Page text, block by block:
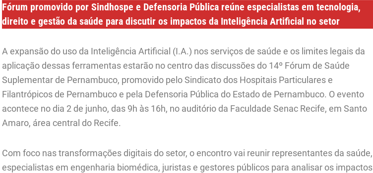
Fórum promovido por Sindhospe e Defensoria Pública reúne especialistas em tecnologia,
direito e gestão da saúde para discutir os impactos da Inteligência Artificial no setor
A expansão do uso da Inteligência Artificial (I.A.) nos serviços de saúde e os limites legais da
aplicação dessas ferramentas estarão no centro das discussões do 14º Fórum de Saúde
Suplementar de Pernambuco, promovido pelo Sindicato dos Hospitais Particulares e
Filantrópicos de Pernambuco e pela Defensoria Pública do Estado de Pernambuco. O evento
acontece no dia 2 de junho, das 9h às 16h, no auditório da Faculdade Senac Recife, em Santo
Amaro, área central do Recife.
Com foco nas transformações digitais do setor, o encontro vai reunir representantes da saúde,
especialistas em engenharia biomédica, juristas e gestores públicos para analisar os impactos